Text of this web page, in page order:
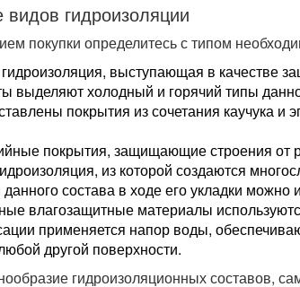
видов гидроизоляции
покупки определитесь с типом
выступающая в качестве
выделяют холодный и горячий типы
покрытия из сочетания каучука
покрытия, защищающие строения от
из которой создаются
состава в ходе его укладки
влагозащитные материалы
применяется напор воды,
другой поверхности.
гидроизоляционных составов,